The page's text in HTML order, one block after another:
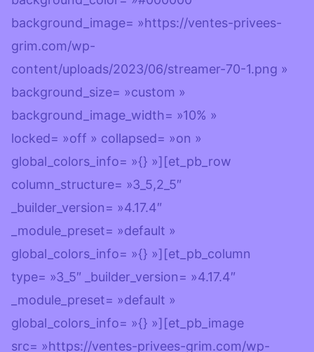
background_image= »https://ventes-privees-
grim.com/wp-
content/uploads/2023/06/streamer-70-1.png »
background_size= »custom »
background_image_width= »10% »
locked= »off » collapsed= »on »
global_colors_info= »{} »][et_pb_row
column_structure= »3_5,2_5″
_builder_version= »4.17.4″
_module_preset= »default »
global_colors_info= »{} »][et_pb_column
type= »3_5″ _builder_version= »4.17.4″
_module_preset= »default »
global_colors_info= »{} »][et_pb_image
src= »https://ventes-privees-grim.com/wp-